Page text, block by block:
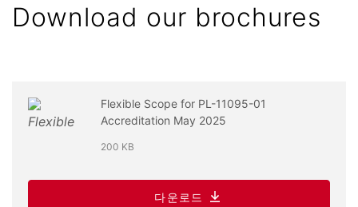
Download our brochures
Flexible Scope for PL-11095-01
Accreditation May 2025
200 KB
다운로드